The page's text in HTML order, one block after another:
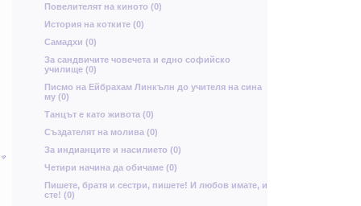
р
а
д
Ю
Повелителят на киното (0)
История на котките (0)
Самадхи (0)
За сандвичите човечета и едно софийско
училище (0)
Писмо на Ейбрахам Линкълн до учителя на сина
му (0)
Танцът е като живота (0)
Създателят на молива (0)
За индианците и насилието (0)
Четири начина да обичаме (0)
Пишете, братя и сестри, пишете! И любов имате, и
сте! (0)